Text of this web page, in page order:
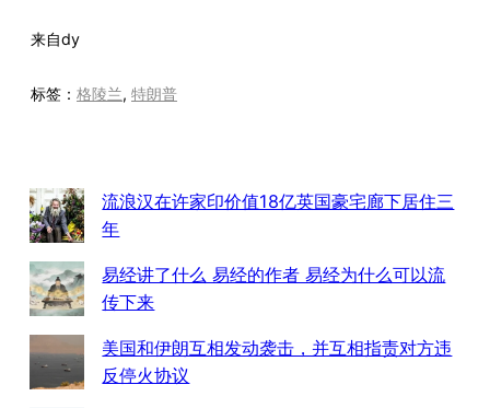
来自dy
标签： 格陵兰, 特朗普
流浪汉在许家印价值18亿英国豪宅廊下居住三
年
易经讲了什么 易经的作者 易经为什么可以流
传下来
美国和伊朗互相发动袭击，并互相指责对方违
反停火协议